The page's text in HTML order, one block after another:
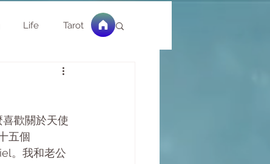
Life Tarot
歡關於天使
五個
。我和老公